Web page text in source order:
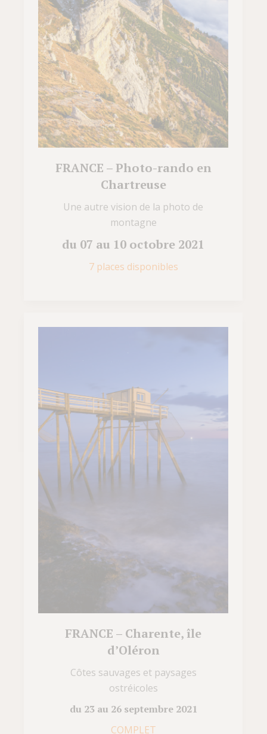
FRANCE – Photo-rando en
Chartreuse
Une autre vision de la photo de
montagne
du 07 au 10 octobre 2021
7 places disponibles
FRANCE – Charente, île
d’Oléron
Côtes sauvages et paysages
ostréicoles
du 23 au 26 septembre 2021
COMPLET